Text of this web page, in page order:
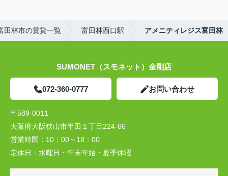
田林市の賃貸一覧 富田林西口駅 アメニティレジス富田林
SUMONET（スモネット）金剛店
072-360-0777 お問い合わせ
〒589-0011
大阪府大阪狭山市半田１丁目224-66
営業時間： 10：00～18：00
定休日： 水曜日・年末年始・夏季休暇